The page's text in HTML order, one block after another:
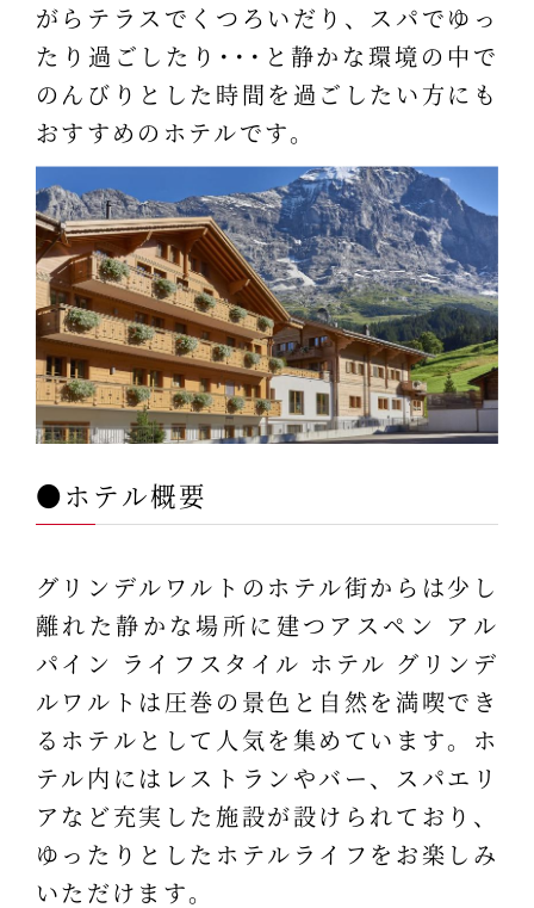
がらテラスでくつろいだり、スパでゆっ
たり過ごしたり･･･と静かな環境の中で
のんびりとした時間を過ごしたい方にも
おすすめのホテルです。
●ホテル概要
グリンデルワルトのホテル街からは少し
離れた静かな場所に建つアスペン アル
パイン ライフスタイル ホテル グリンデ
ルワルトは圧巻の景色と自然を満喫でき
るホテルとして人気を集めています。ホ
テル内にはレストランやバー、スパエリ
アなど充実した施設が設けられており、
ゆったりとしたホテルライフをお楽しみ
いただけます。